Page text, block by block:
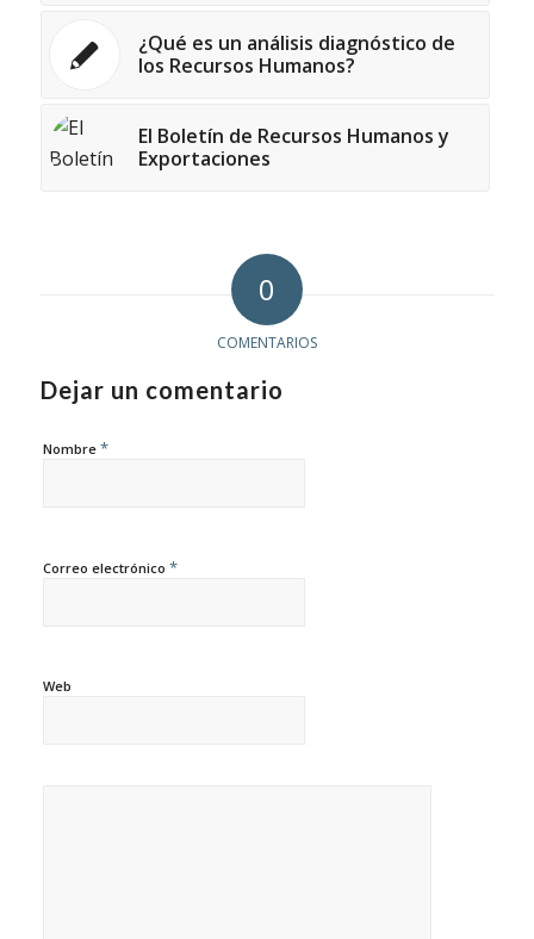
¿Qué es un análisis diagnóstico de
los Recursos Humanos?
El Boletín de Recursos Humanos y
Exportaciones
0
COMENTARIOS
Dejar un comentario
Nombre *
Correo electrónico *
Web